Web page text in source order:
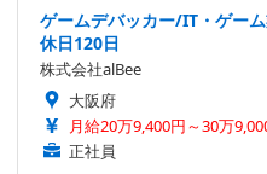
ゲームデバッカー/IT・ゲー
休日120日
株式会社alBee
大阪府
月給20万9,400円～30万
正社員